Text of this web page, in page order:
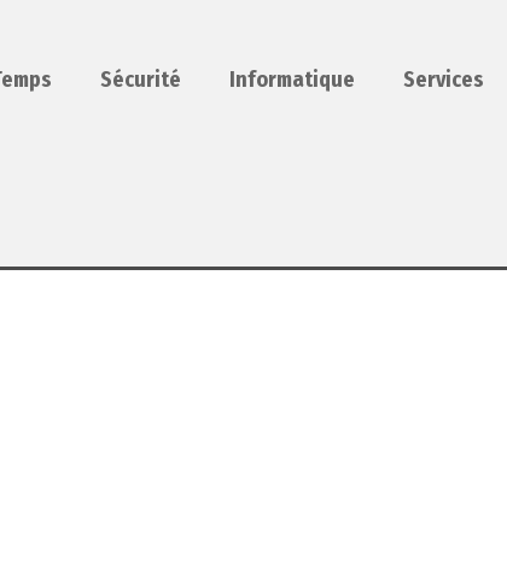
Sécurité Informatique Services